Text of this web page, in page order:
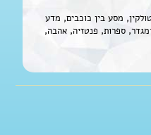
מסע בין כוכבים, מדע
ספרות, פנטזיה, אהבה,